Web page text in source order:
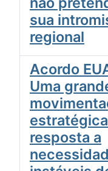
sua
regional
Acordo
Uma
resposta a